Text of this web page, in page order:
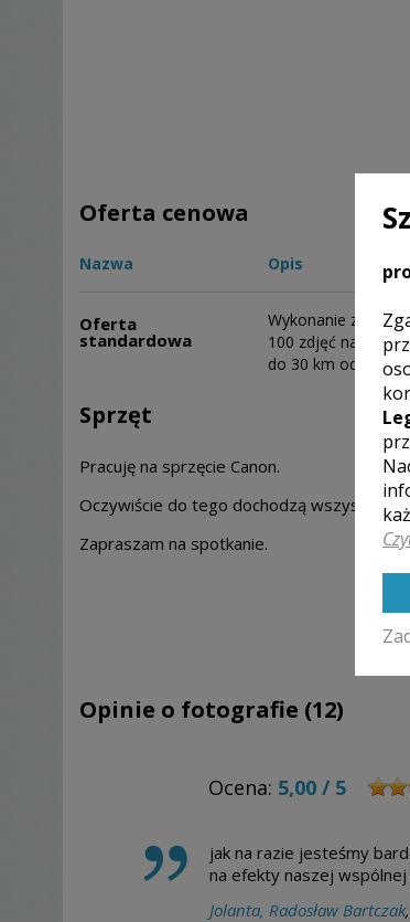
Oferta cenowa
Nazwa Opis
Oferta
standardowa
Wykonanie zdjęć
100 zdjęć na
do 30 km od
Sprzęt
Pracuję na sprzęcie Canon.
Oczywiście do tego dochodzą wszystkie
Zapraszam na spotkanie.
Opinie o fotografie (12)
Ocena: 5,00 / 5
jak na razie jesteśmy
na efekty naszej wspólnej
Jolanta, Radosław Bartczak